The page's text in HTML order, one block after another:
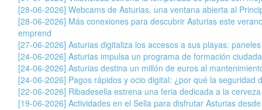
[28-06-2026] Webcams de Asturias, una ventana abierta al
[28-06-2026] Más conexiones para descubrir Asturias este
emprend
[27-06-2026] Asturias digitaliza los accesos a sus playas:
[24-06-2026] Asturias impulsa un programa de formación
[24-06-2026] Asturias destina un millón de euros al
[24-06-2026] Pagos rápidos y ocio digital: ¿por qué la seguridad
[22-06-2026] Ribadesella estrena una feria dedicada a la
[19-06-2026] Actividades en el Sella para disfrutar Asturias